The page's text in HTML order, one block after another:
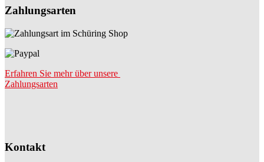
Zahlungsarten
Erfahren Sie mehr über unsere
Zahlungsarten
Kontakt